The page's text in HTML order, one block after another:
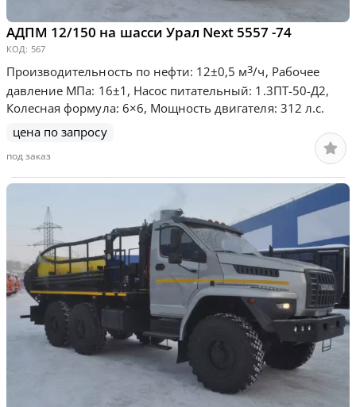
АДПМ 12/150 на шасси Урал Next 5557 -74
КОД: 567
Производительность по нефти: 12±0,5 м3/ч, Рабочее
давление МПа: 16±1, Насос питательный: 1.3ПТ-50-Д2,
Колесная формула: 6×6, Мощность двигателя: 312 л.с.
цена по запросу
под заказ